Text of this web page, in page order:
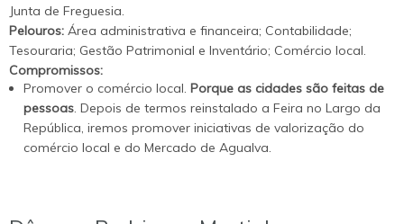
Junta de Freguesia.
Pelouros: Área administrativa e financeira; Contabilidade;
Tesouraria; Gestão Patrimonial e Inventário; Comércio local.
Compromissos:
Promover o comércio local. Porque as cidades são feitas de
pessoas. Depois de termos reinstalado a Feira no Largo da
República, iremos promover iniciativas de valorização do
comércio local e do Mercado de Agualva.